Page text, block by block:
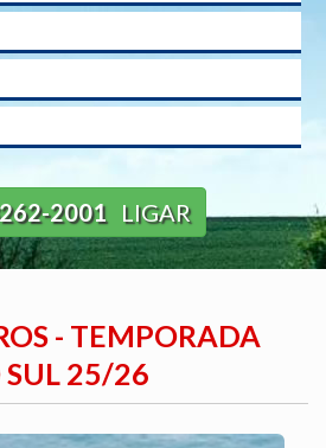
2001 LIGAR
- TEMPORADA
25/26